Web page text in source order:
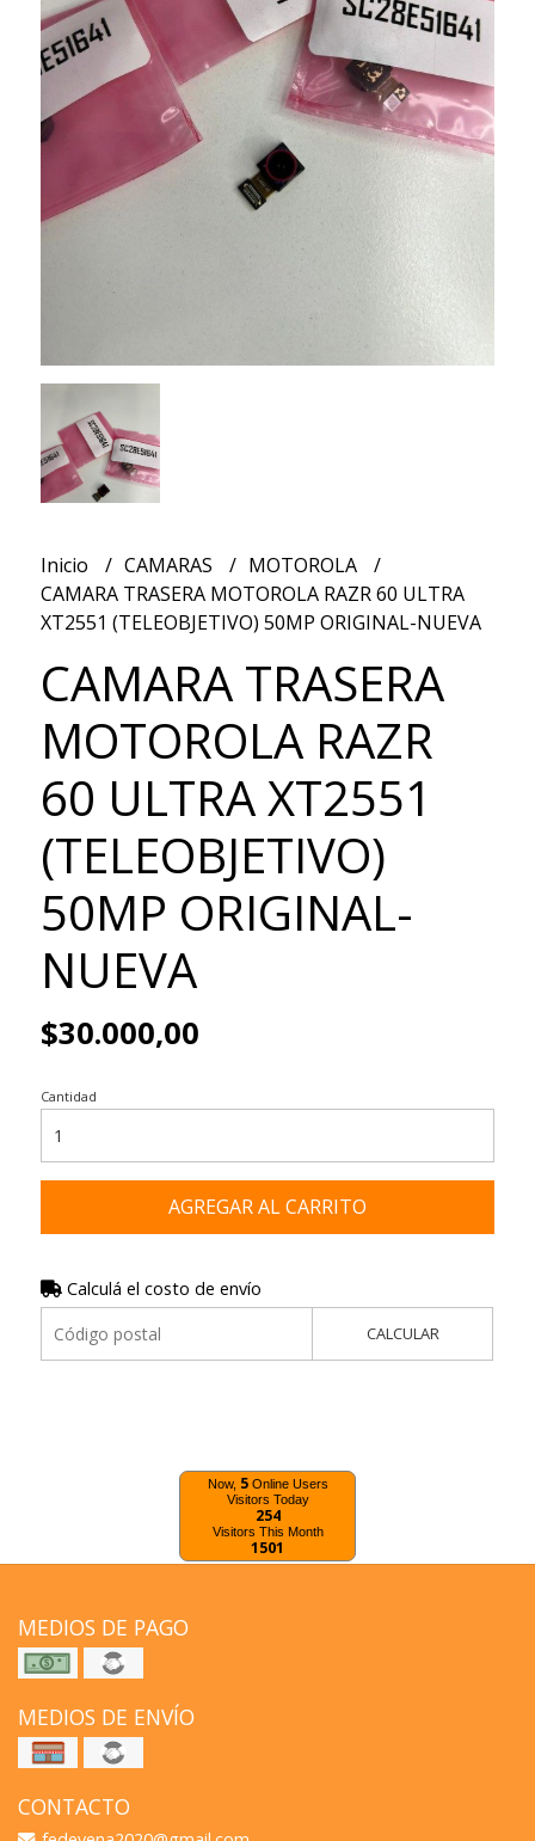
Inicio CAMARAS
MOTOROLA
CAMARA TRASERA MOTOROLA RAZR 60 ULTRA
XT2551 (TELEOBJETIVO) 50MP ORIGINAL-NUEVA
CAMARA TRASERA
MOTOROLA RAZR
60 ULTRA XT2551
(TELEOBJETIVO)
50MP ORIGINAL-
NUEVA
$30.000,00
Cantidad
AGREGAR AL CARRITO
Calculá el costo de envío
CALCULAR
Now, 5Online Users
Visitors Today
254
Visitors This Month
1501
MEDIOS DE PAGO
MEDIOS DE ENVÍO
CONTACTO